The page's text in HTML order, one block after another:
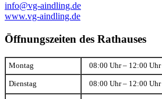
info@vg-aindling.de
www.vg-aindling.de
Öffnungszeiten des Rathauses
Montag 08:00 Uhr – 12:00 Uhr
Dienstag 08:00 Uhr – 12:00 Uhr